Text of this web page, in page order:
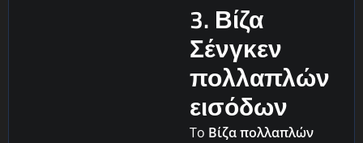
3. Βίζα
Σένγκεν
πολλαπλών
εισόδων
Το Βίζα πολλαπλών